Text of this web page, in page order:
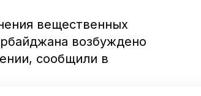
вещественных
возбуждено
сообщили в